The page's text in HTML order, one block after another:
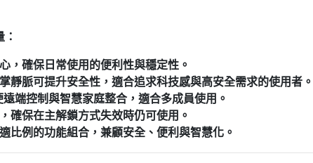
，確保日常使用的便利性與穩定性。
靜脈可提升安全性，適合追求科技感與高安全需求的使用者。
端控制與智慧家庭整合，適合多成員使用。
確保在主解鎖方式失效時仍可使用。
比例的功能組合，兼顧安全、便利與智慧化。